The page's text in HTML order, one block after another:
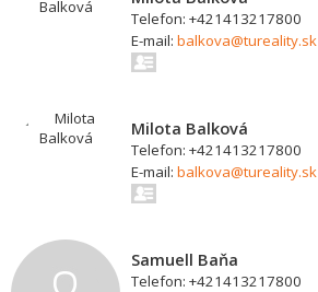
Telefon: +421413217800
E-mail: balkova@tureality.sk
Milota Balková
Telefon: +421413217800
E-mail: balkova@tureality.sk
Samuell Baňa
Telefon: +421413217800